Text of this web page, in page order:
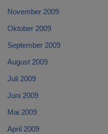
November 2009
Oktober 2009
September 2009
August 2009
Juli 2009
Juni 2009
Mai 2009
April 2009